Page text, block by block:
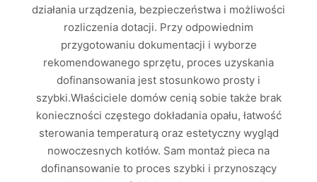
działania urządzenia, bezpieczeństwa i możliwości
rozliczenia dotacji. Przy odpowiednim
przygotowaniu dokumentacji i wyborze
rekomendowanego sprzętu, proces uzyskania
dofinansowania jest stosunkowo prosty i
szybki.Właściciele domów cenią sobie także brak
konieczności częstego dokładania opału, łatwość
sterowania temperaturą oraz estetyczny wygląd
nowoczesnych kotłów. Sam montaż pieca na
dofinansowanie to proces szybki i przynoszący